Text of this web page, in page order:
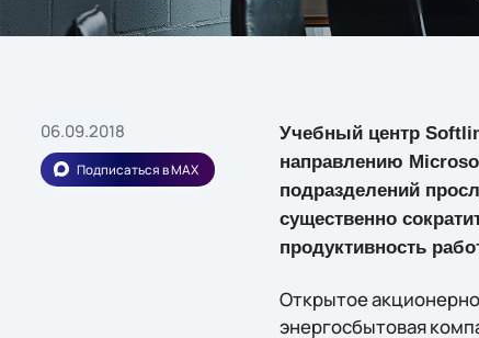
06.09.2018
Подписаться в MAX
Учебный центр
направлению
подразделений
существенно
продуктивность
Открытое
энергосбытовая